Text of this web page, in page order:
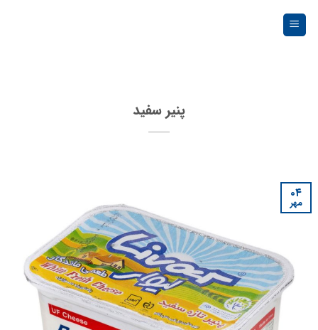
پنیر سفید
۰۴
مهر